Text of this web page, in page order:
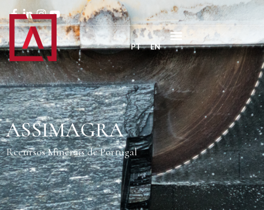
PT EN
ASSIMAGRA
Recursos Minerais de Portugal